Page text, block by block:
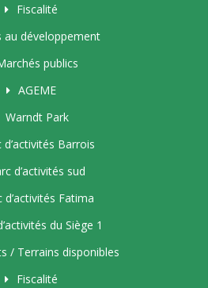
Fiscalité
au développement
publics
AGEME
Warndt Park
d’activités Barrois
d’activités sud
d’activités Fatima
du Siège 1
/ Terrains disponibles
Fiscalité